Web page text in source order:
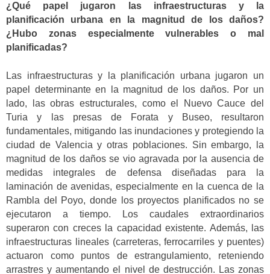
¿Qué papel jugaron las infraestructuras y la
planificación urbana en la magnitud de los daños?
¿Hubo zonas especialmente vulnerables o mal
planificadas?
Las infraestructuras y la planificación urbana jugaron un
papel determinante en la magnitud de los daños. Por un
lado, las obras estructurales, como el Nuevo Cauce del
Turia y las presas de Forata y Buseo, resultaron
fundamentales, mitigando las inundaciones y protegiendo la
ciudad de Valencia y otras poblaciones. Sin embargo, la
magnitud de los daños se vio agravada por la ausencia de
medidas integrales de defensa diseñadas para la
laminación de avenidas, especialmente en la cuenca de la
Rambla del Poyo, donde los proyectos planificados no se
ejecutaron a tiempo. Los caudales extraordinarios
superaron con creces la capacidad existente. Además, las
infraestructuras lineales (carreteras, ferrocarriles y puentes)
actuaron como puntos de estrangulamiento, reteniendo
arrastres y aumentando el nivel de destrucción. Las zonas